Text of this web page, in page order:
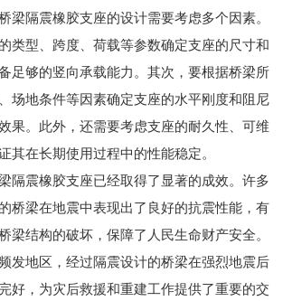
梁隔震橡胶支座的设计需要考虑多个因素。
类型、跨度、荷载等参数确定支座的尺寸和
足够的竖向承载能力。其次，要根据桥梁所
场地条件等因素确定支座的水平刚度和阻尼
果。此外，还需要考虑支座的耐久性、可维
其在长期使用过程中的性能稳定。
隔震橡胶支座已经取得了显著的成效。许多
桥梁在地震中表现出了良好的抗震性能，有
梁结构的破坏，保障了人民生命财产安全。
发地区，经过隔震设计的桥梁在强烈地震后
好，为灾后救援和重建工作提供了重要的交